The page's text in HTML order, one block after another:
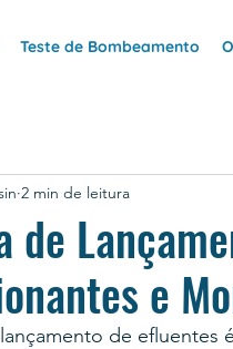
Teste de Bombeamento
de
e
2 min de leitura
de efluentes